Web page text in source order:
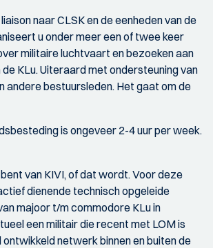
naar CLSK en de eenheden van de
u onder meer een of twee keer
militaire luchtvaart en bezoeken aan
de KLu. Uiteraard met ondersteuning van
andere bestuursleden. Het gaat om de
is ongeveer 2-4 uur per week.
van KIVI, of dat wordt. Voor deze
dienende technisch opgeleide
majoor t/m commodore KLu in
een militair die recent met LOM is
ontwikkeld netwerk binnen en buiten de